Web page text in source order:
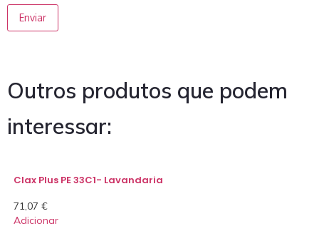
Outros produtos que podem
interessar:
Clax Plus PE 33C1- Lavandaria
71,07 €
Adicionar